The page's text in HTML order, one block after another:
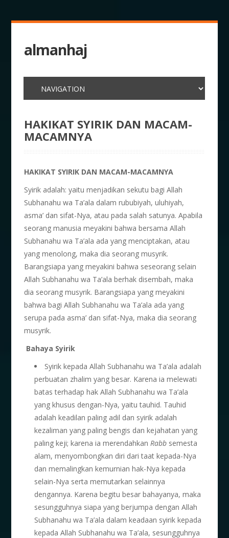
almanhaj
HAKIKAT SYIRIK DAN MACAM-
MACAMNYA
HAKIKAT SYIRIK DAN MACAM-MACAMNYA
Syirik adalah: yaitu menjadikan sekutu bagi Allah
Subhanahu wa Ta’ala dalam rububiyah, uluhiyah,
asma’ dan sifat-Nya, atau pada salah satunya. Apabila
seorang manusia meyakini bahwa bersama Allah
Subhanahu wa Ta’ala ada yang menciptakan, atau
yang menolong, maka dia seorang musyrik.
Barangsiapa yang meyakini bahwa seseorang selain
Allah Subhanahu wa Ta’ala berhak disembah, maka
dia seorang musyrik. Barangsiapa yang meyakini
bahwa bagi Allah Subhanahu wa Ta’ala ada yang
serupa pada asma’ dan sifat-Nya, maka dia seorang
musyrik.
Bahaya Syirik
Syirik kepada Allah Subhanahu wa Ta’ala adalah
perbuatan zhalim yang besar. Karena ia melewati
batas terhadap hak Allah Subhanahu wa Ta’ala
yang khusus dengan-Nya, yaitu tauhid. Tauhid
adalah keadilan paling adil dan syirik adalah
kezaliman yang paling bengis dan kejahatan yang
paling keji; karena ia merendahkanRabb semesta
alam, menyombongkan diri dari taat kepada-Nya
dan memalingkan kemurnian hak-Nya kepada
selain-Nya serta memutarkan selainnya
dengannya. Karena begitu besar bahayanya, maka
sesungguhnya siapa yang berjumpa dengan Allah
Subhanahu wa Ta’ala dalam keadaan syirik kepada
kepada Allah Subhanahu wa Ta’ala, sesungguhnya